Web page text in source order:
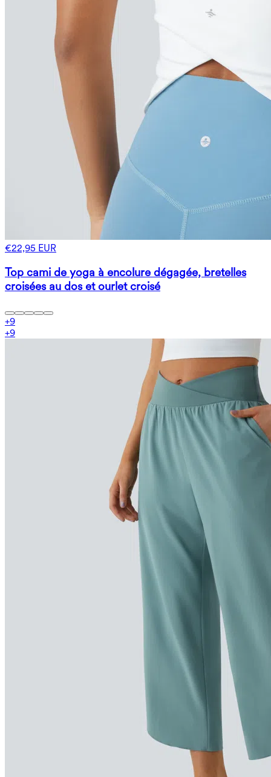
€22,95 EUR
Top cami de yoga à encolure dégagée, bretelles
croisées au dos et ourlet croisé
+9
+9